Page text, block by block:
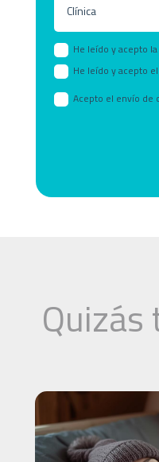
He leído y acepto la
He leído y acepto el
Acepto el envío de